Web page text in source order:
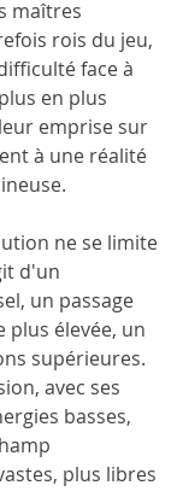
maîtres
rois du jeu,
face à
en plus
emprise sur
à une réalité
ne se limite
d'un
un passage
plus élevée, un
supérieures.
avec ses
basses,
plus libres